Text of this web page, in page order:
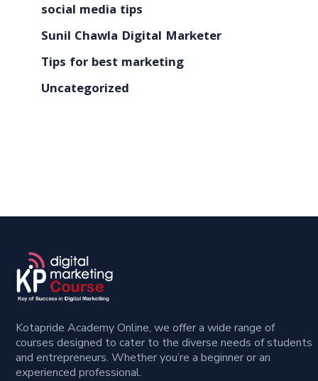
social media tips
Sunil Chawla Digital Marketer
Tips for best marketing
Uncategorized
Kotapride Academy Online, we offer a wide range of
courses designed to cater to the diverse needs of students
and entrepreneurs. Whether you’re a beginner or an
experienced professional.